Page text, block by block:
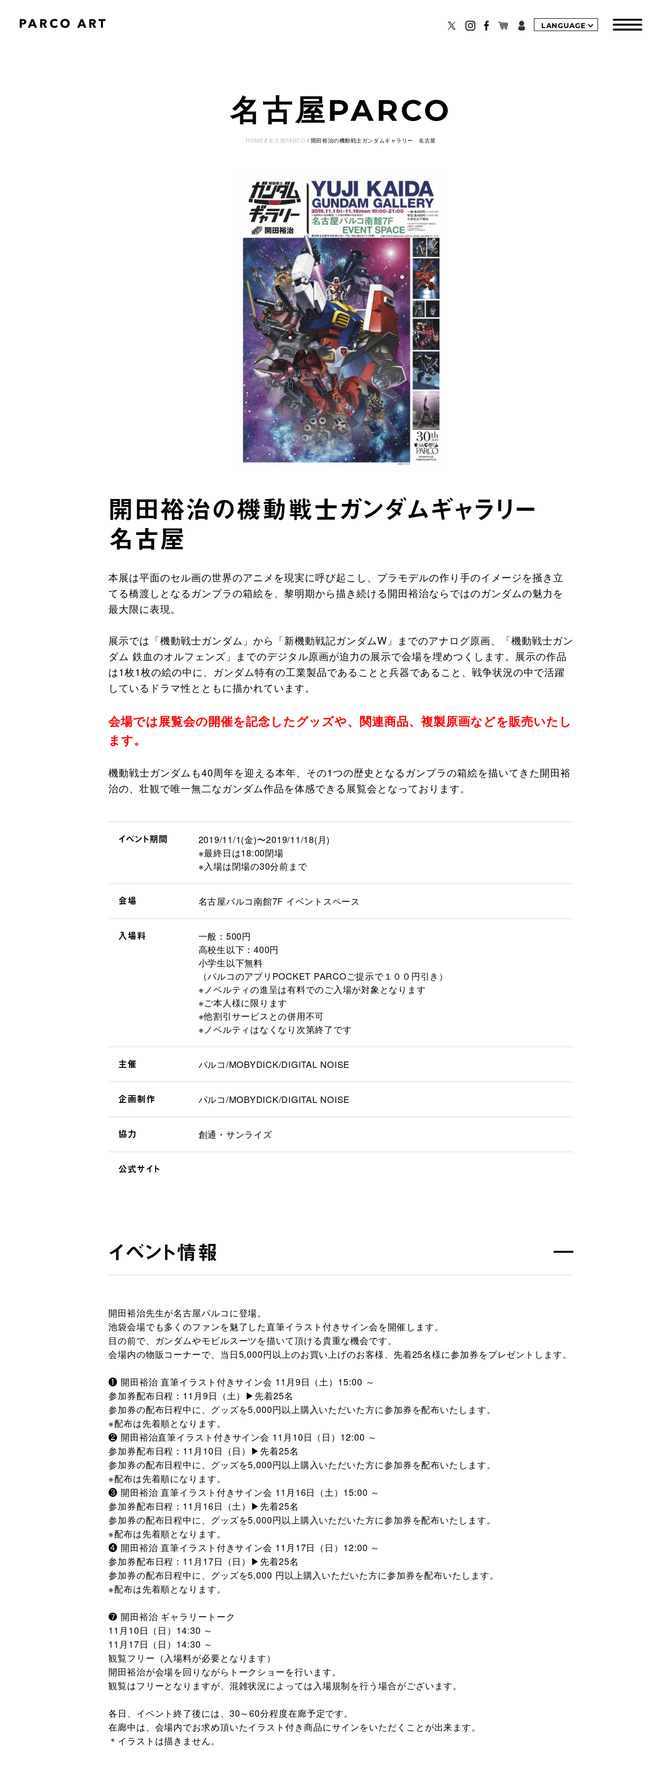
LANGUAGE
名古屋PARCO
HOME 名古屋PARCO 開田裕治の機動戦士ガンダムギャラリー 名古屋
開田裕治の機動戦士ガンダムギャラリー
名古屋
本展は平面のセル画の世界のアニメを現実に呼び起こし、プラモデルの作り手のイメージを掻き立
てる橋渡しとなるガンプラの箱絵を、黎明期から描き続ける開田裕治ならではのガンダムの魅力を
最大限に表現。
展示では「機動戦士ガンダム」から「新機動戦記ガンダムW」までのアナログ原画、「機動戦士ガン
ダム 鉄血のオルフェンズ」までのデジタル原画が迫力の展示で会場を埋めつくします。展示の作品
は1枚1枚の絵の中に、ガンダム特有の工業製品であることと兵器であること、戦争状況の中で活躍
しているドラマ性とともに描かれています。
会場では展覧会の開催を記念したグッズや、関連商品、複製原画などを販売いたし
ます。
機動戦士ガンダムも40周年を迎える本年、その1つの歴史となるガンプラの箱絵を描いてきた開田裕
治の、壮観で唯一無二なガンダム作品を体感できる展覧会となっております。
イベント期間
2019/11/1(金)〜2019/11/18(月)
※最終日は18:00閉場
※入場は閉場の30分前まで
会場 名古屋パルコ南館7F イベントスペース
入場料
一般：500円
高校生以下：400円
小学生以下無料
（パルコのアプリPOCKET PARCOご提示で１００円引き）
※ノベルティの進呈は有料でのご入場が対象となります
※ご本人様に限ります
※他割引サービスとの併用不可
※ノベルティはなくなり次第終了です
主催 パルコ/MOBYDICK/DIGITAL NOISE
企画制作 パルコ/MOBYDICK/DIGITAL NOISE
協力 創通・サンライズ
公式サイト
イベント情報
開田裕治先生が名古屋パルコに登場。
池袋会場でも多くのファンを魅了した直筆イラスト付きサイン会を開催します。
目の前で、ガンダムやモビルスーツを描いて頂ける貴重な機会です。
会場内の物販コーナーで、当日5,000円以上のお買い上げのお客様、先着25名様に参加券をプレゼントします。
❶ 開田裕治 直筆イラスト付きサイン会 11月9日（土）15:00 ～
参加券配布日程：11月9日（土）▶先着25名
参加券の配布日程中に、グッズを5,000円以上購入いただいた方に参加券を配布いたします。
※配布は先着順となります。
❷ 開田裕治直筆イラスト付きサイン会 11月10日（日）12:00 ～
参加券配布日程：11月10日（日）▶先着25名
参加券の配布日程中に、グッズを5,000円以上購入いただいた方に参加券を配布いたします。
※配布は先着順になります。
❸ 開田裕治 直筆イラスト付きサイン会 11月16日（土）15:00 ～
参加券配布日程：11月16日（土）▶先着25名
参加券の配布日程中に、グッズを5,000円以上購入いただいた方に参加券を配布いたします。
※配布は先着順となります。
❹ 開田裕治 直筆イラスト付きサイン会 11月17日（日）12:00 ～
参加券配布日程：11月17日（日）▶先着25名
参加券の配布日程中に、グッズを5,000 円以上購入いただいた方に参加券を配布いたします。
※配布は先着順となります。
❼ 開田裕治 ギャラリートーク
11月10日（日）14:30 ～
11月17日（日）14:30 ～
観覧フリー（入場料が必要となります）
開田裕治が会場を回りながらトークショーを行います。
観覧はフリーとなりますが、混雑状況によっては入場規制を行う場合がございます。
各日、イベント終了後には、30～60分程度在廊予定です。
在廊中は、会場内でお求め頂いたイラスト付き商品にサインをいただくことが出来ます。
＊イラストは描きません。